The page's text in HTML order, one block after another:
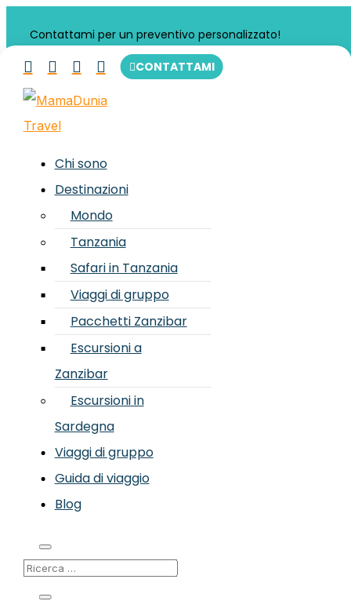
Contattami per un preventivo personalizzato!
Chi sono
Destinazioni
Mondo
Tanzania
Safari in Tanzania
Viaggi di gruppo
Pacchetti Zanzibar
Escursioni a
Zanzibar
Escursioni in
Sardegna
Viaggi di gruppo
Guida di viaggio
Blog
    CONTATTAMI